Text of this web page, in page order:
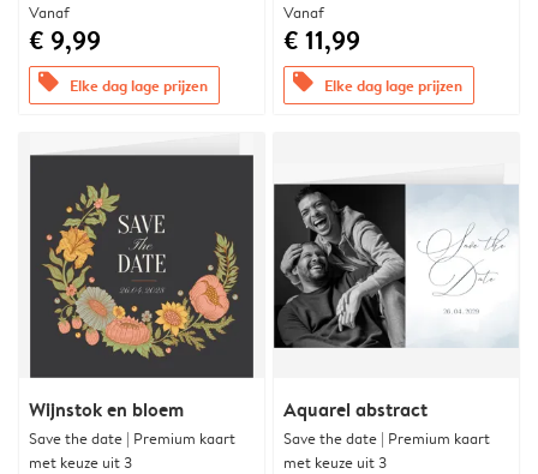
Vanaf
€ 9,99
offers Elke dag lage prijzen
Vanaf
€ 11,99
offers Elke dag lage prijzen
Wijnstok en bloem
Save the date | Premium kaart
met keuze uit 3
Aquarel abstract
Save the date | Premium kaart
met keuze uit 3